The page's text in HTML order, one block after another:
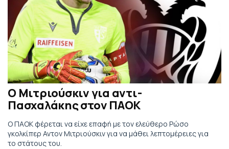
Ο Μιτριούσκιν για αντι-
Πασχαλάκης στον ΠΑΟΚ
Ο ΠΑΟΚ φέρεται να είχε επαφή με τον ελεύθερο Ρώσο
γκολκίπερ Αντον Μιτριούσκιν για να μάθει λεπτομέρειες για
το στάτους του.